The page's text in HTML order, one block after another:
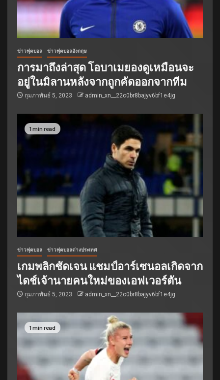
ข่าวฟุตบอล ข่าวฟุตบอลอังกฤษ
การมาถึงล่าสุด โอบาเมยองดูเหมือนจะ
อยู่ในมิลานหลังจากถูกคัดออกจากทีม
กุมภาพันธ์ 5, 2023 admin_xn__22c0br8bajyv6bf1e4jg
1 min read
ข่าวฟุตบอล ข่าวฟุตบอลต่างประเทศ
เกมพลิกชัดเจน แชมป์อาร์เซนอลเกิดจาก
ไดช์เจ้านายคนใหม่ของเอฟเวอร์ตัน
กุมภาพันธ์ 5, 2023 admin_xn__22c0br8bajyv6bf1e4jg
1 min read